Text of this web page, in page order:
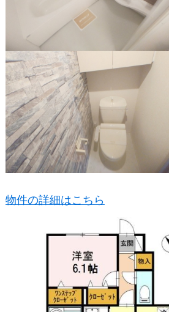
物件の詳細はこちら